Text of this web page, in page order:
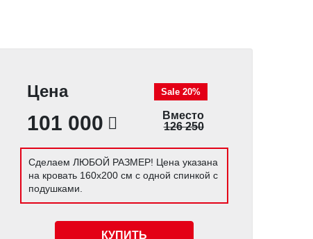
Цена
101 000
Sale 20%
Вместо
126 250
Сделаем ЛЮБОЙ РАЗМЕР! Цена указана
на кровать 160х200 см с одной спинкой с
подушками.
КУПИТЬ